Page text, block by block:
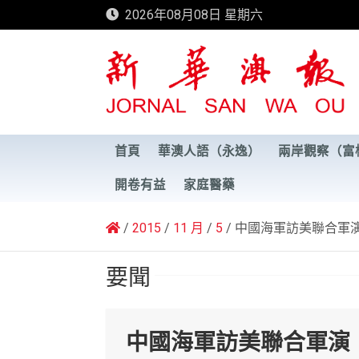
to
2026年08月08日 星期六
新華澳報
首頁 華澳人語（永逸） 兩岸觀察（富
開卷有益 家庭醫藥
2015 11 月 5 中國海軍訪美聯合軍
要聞
中國海軍訪美聯合軍演